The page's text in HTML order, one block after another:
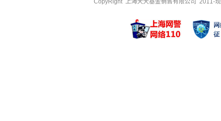
CopyRight 上海天天基金销售有限公司 2011-